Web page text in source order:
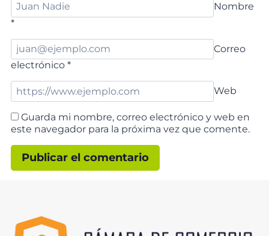
Nombre
*
Correo
electrónico *
Web
Guarda mi nombre, correo electrónico y web en
este navegador para la próxima vez que comente.